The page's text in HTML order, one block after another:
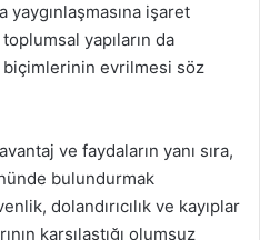
yaygınlaşmasına işaret
yapıların da
evrilmesi söz
ve faydaların yanı sıra,
bulundurmak
dolandırıcılık ve kayıplar
karşılaştığı olumsuz